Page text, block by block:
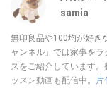
samia
無印良品や100均が好き
ャンネル」では家事を
ズをご紹介しています
ッスン動画も配信中。
片